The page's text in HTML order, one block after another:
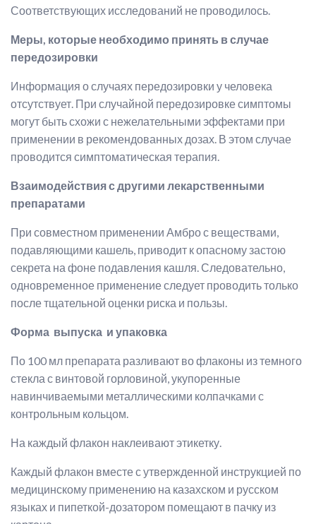
Соответствующих исследований не проводилось.
Меры, которые необходимо принять в случае
передозировки
Информация о случаях передозировки у человека
отсутствует. При случайной передозировке симптомы
могут быть схожи с нежелательными эффектами при
применении в рекомендованных дозах. В этом случае
проводится симптоматическая терапия.
Взаимодействия с другими лекарственными
препаратами
При совместном применении Амбро с веществами,
подавляющими кашель, приводит к опасному застою
секрета на фоне подавления кашля. Следовательно,
одновременное применение следует проводить только
после тщательной оценки риска и пользы.
Форма выпуска и упаковка
По 100 мл препарата разливают во флаконы из темного
стекла с винтовой горловиной, укупоренные
навинчиваемыми металлическими колпачками с
контрольным кольцом.
На каждый флакон наклеивают этикетку.
Каждый флакон вместе с утвержденной инструкцией по
медицинскому применению на казахском и русском
языках и пипеткой-дозатором помещают в пачку из